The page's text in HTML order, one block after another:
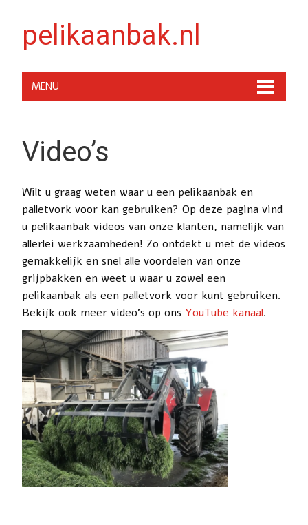
pelikaanbak.nl
MENU
Video’s
Wilt u graag weten waar u een pelikaanbak en
palletvork voor kan gebruiken? Op deze pagina vind
u pelikaanbak videos van onze klanten, namelijk van
allerlei werkzaamheden! Zo ontdekt u met de videos
gemakkelijk en snel alle voordelen van onze
grijpbakken en weet u waar u zowel een
pelikaanbak als een palletvork voor kunt gebruiken.
Bekijk ook meer video’s op ons YouTube kanaal.